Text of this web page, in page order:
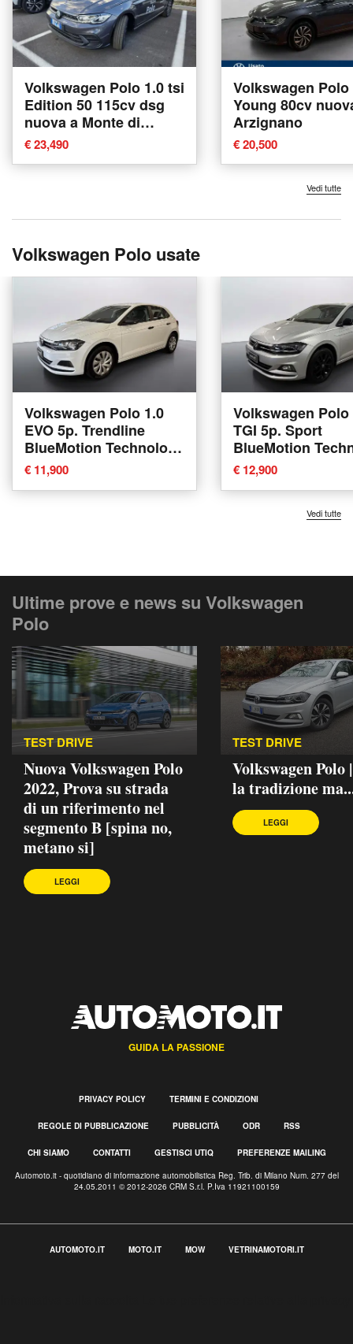
Volkswagen Polo 1.0 tsi
Edition 50 115cv dsg
nuova a Monte di
Procida
€ 23,490
Volkswagen Polo
Young 80cv
Arzignano
€ 20,500
Vedi tutte
Volkswagen Polo usate
Volkswagen Polo 1.0
EVO 5p. Trendline
BlueMotion Technology
del 2019 usata a Verona
€ 11,900
Volkswagen Polo
TGI 5p. Sport
BlueMotion
del 2020 usata a
€ 12,900
Vedi tutte
Ultime prove e news su Volkswagen
Polo
TEST DRIVE
Nuova Volkswagen Polo
2022, Prova su strada
di un riferimento nel
segmento B [spina no,
metano si]
LEGGI
TEST DRIVE
Volkswagen Polo
la tradizione
LEGGI
GUIDA LA PASSIONE
PRIVACY POLICY TERMINI E CONDIZIONI
REGOLE DI PUBBLICAZIONE PUBBLICITÀ ODR RSS
CHI SIAMO CONTATTI GESTISCI UTIQ PREFERENZE MAILING
Automoto.it - quotidiano di informazione automobilistica Reg. Trib. di Milano Num. 277 del
24.05.2011 © 2012-2026 CRM S.r.l. P.Iva 11921100159
AUTOMOTO.IT MOTO.IT MOW VETRINAMOTORI.IT